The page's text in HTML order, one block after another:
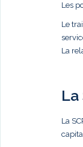
Les
Le
La
La
La